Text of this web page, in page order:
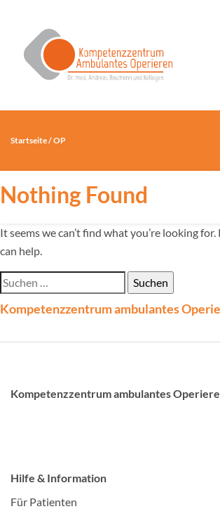
Startseite/OP
Nothing Found
It seems we can’t find what you’re looking
can help.
Suchen
nach:
Kompetenzzentrum ambulantes
Kompetenzzentrum ambulantes
Hilfe & Information
Für Patienten